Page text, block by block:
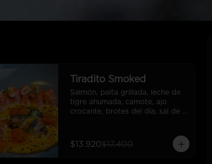
Tiradito Smoked
Salmón, palta grillada, leche de
tigre ahumada, camote, ajo
crocante, brotes del día, sal de
$13.920$17.400